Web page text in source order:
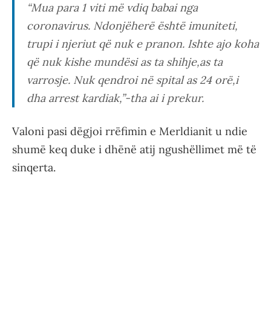
“Mua para 1 viti më vdiq babai nga
coronavirus. Ndonjëherë është imuniteti,
trupi i njeriut që nuk e pranon. Ishte ajo koha
që nuk kishe mundësi as ta shihje,as ta
varrosje. Nuk qendroi në spital as 24 orë,i
dha arrest kardiak,”-tha ai i prekur.
Valoni pasi dëgjoi rrëfimin e Merldianit u ndie
shumë keq duke i dhënë atij ngushëllimet më të
sinqerta.